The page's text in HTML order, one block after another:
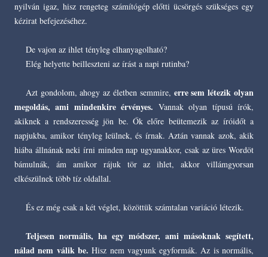
nyilván igaz, hisz rengeteg számítógép előtti ücsörgés szükséges egy
kézirat befejezéséhez.
De vajon az ihlet tényleg elhanyagolható?
Elég helyette beilleszteni az írást a napi rutinba?
Azt gondolom, ahogy az életben semmire, erre sem létezik olyan
megoldás, ami mindenkire érvényes. Vannak olyan típusú írók,
akiknek a rendszeresség jön be. Ők előre beütemezik az íróidőt a
napjukba, amikor tényleg leülnek, és írnak. Aztán vannak azok, akik
hiába állnának neki írni minden nap ugyanakkor, csak az üres Wordöt
bámulnák, ám amikor rájuk tör az ihlet, akkor villámgyorsan
elkészülnek több tíz oldallal.
És ez még csak a két véglet, közöttük számtalan variáció létezik.
Teljesen normális, ha egy módszer, ami másoknak segített,
nálad nem válik be. Hisz nem vagyunk egyformák. Az is normális,